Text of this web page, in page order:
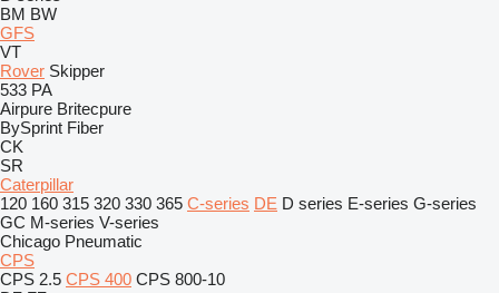
BM BW
GFS
VT
Rover Skipper
533 PA
Airpure Britecpure
BySprint Fiber
CK
SR
Caterpillar
120 160 315 320 330 365 C-series DE D series E-series G-series
GC M-series V-series
Chicago Pneumatic
CPS
CPS 2.5 CPS 400 CPS 800-10